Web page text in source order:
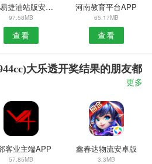
油联易捷油站版安卓版
97.58MB
查看
河南教育平台APP
65.17MB
查看
大乐透开奖结果的朋友都
更多
客业主端APP
57.85MB
鑫春达物流安卓版
3.3MB